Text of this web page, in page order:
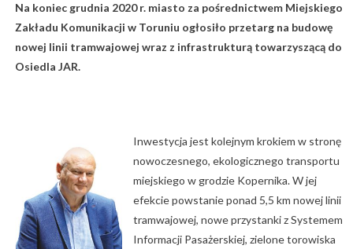
Na koniec grudnia 2020 r. miasto za pośrednictwem Miejskiego
Zakładu Komunikacji w Toruniu ogłosiło przetarg na budowę
nowej linii tramwajowej wraz z infrastrukturą towarzyszącą do
Osiedla JAR.
Inwestycja jest kolejnym krokiem w stronę
nowoczesnego, ekologicznego transportu
miejskiego w grodzie Kopernika. W jej
efekcie powstanie ponad 5,5 km nowej linii
tramwajowej, nowe przystanki z Systemem
Informacji Pasażerskiej, zielone torowiska